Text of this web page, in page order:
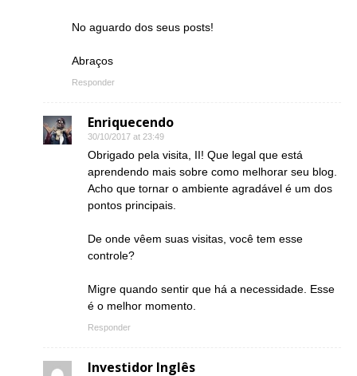
No aguardo dos seus posts!
Abraços
Responder
Enriquecendo
30/10/2017 at 23:49
Obrigado pela visita, II! Que legal que está
aprendendo mais sobre como melhorar seu blog.
Acho que tornar o ambiente agradável é um dos
pontos principais.
De onde vêem suas visitas, você tem esse
controle?
Migre quando sentir que há a necessidade. Esse
é o melhor momento.
Responder
Investidor Inglês